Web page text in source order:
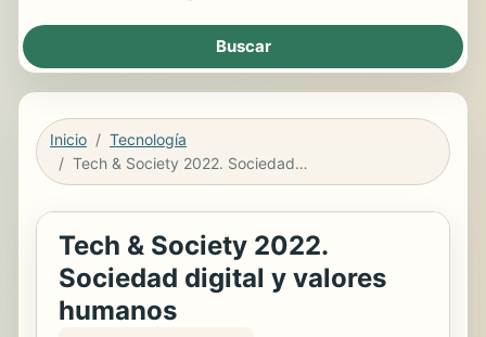
Inicio
Tecnología
Tech & Society 2022. Sociedad digital y valores humanos
Tech & Society 2022.
Sociedad digital y valores
humanos